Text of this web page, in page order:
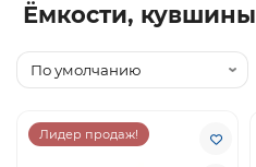
Ёмкости, кувшины
Лидер продаж!